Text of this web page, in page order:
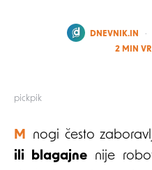
pickpik
POSTED
DNEVNIK.IN
2 MIN
Mnogi često
ili blagajne nije